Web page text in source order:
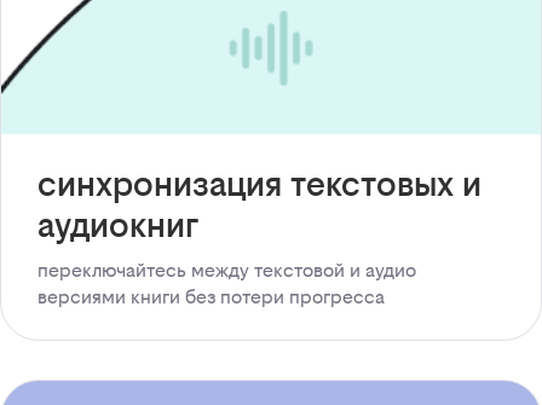
синхронизация текстовых и
аудиокниг
переключайтесь между текстовой и аудио
версиями книги без потери прогресса